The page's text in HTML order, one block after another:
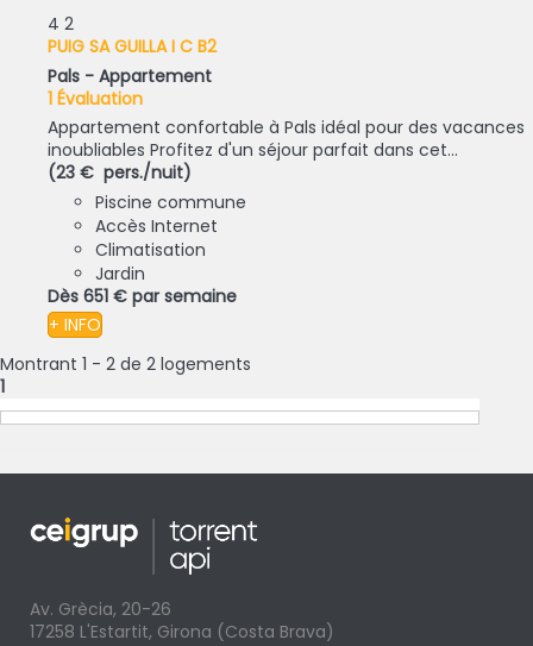
4 2
PUIG SA GUILLA I C B2
Pals - Appartement
1 Évaluation
Appartement confortable à Pals idéal pour des vacances
inoubliables Profitez d'un séjour parfait dans cet...
(23 € pers./nuit)
Piscine commune
Accès Internet
Climatisation
Jardin
Dès 651 € par semaine
+ INFO
Montrant 1 - 2 de 2 logements
1
Av. Grècia, 20-26
17258 L'Estartit, Girona (Costa Brava)